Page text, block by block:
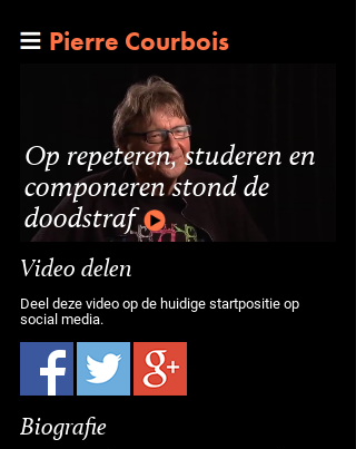
Pierre Courbois
Op repeteren, studeren en
componeren stond de
doodstraf
Video delen
Deel deze video op de huidige startpositie op
social media.
Biografie